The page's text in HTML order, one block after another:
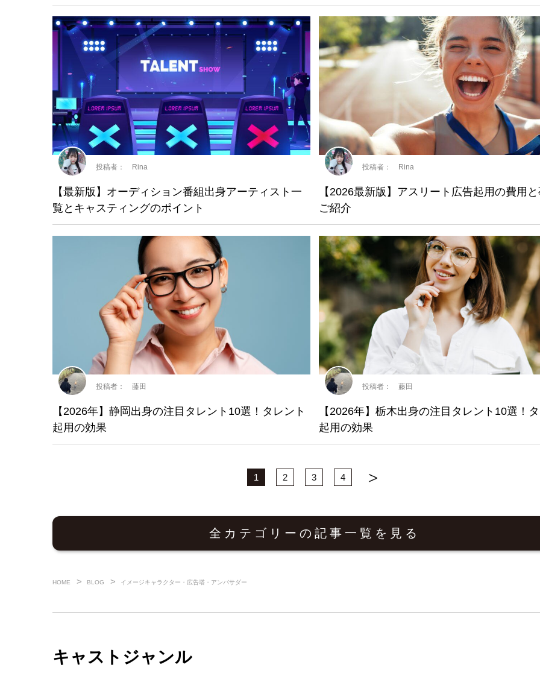
【最新版】オーディション番組出身アーティスト一
覧とキャスティングのポイント
投稿者： Rina
【2026最新版】アスリート広告起用の費用
ご紹介
投稿者： Rina
【2026年】静岡出身の注目タレント10選！タレント
起用の効果
投稿者： 藤田
【2026年】栃木出身の注目タレント10選！
起用の効果
投稿者： 藤田
1 2 3 4
全カテゴリーの 記事一覧を見る
HOME BLOG イメージキャラクター・広告塔・アンバサダー
キャストジャンル